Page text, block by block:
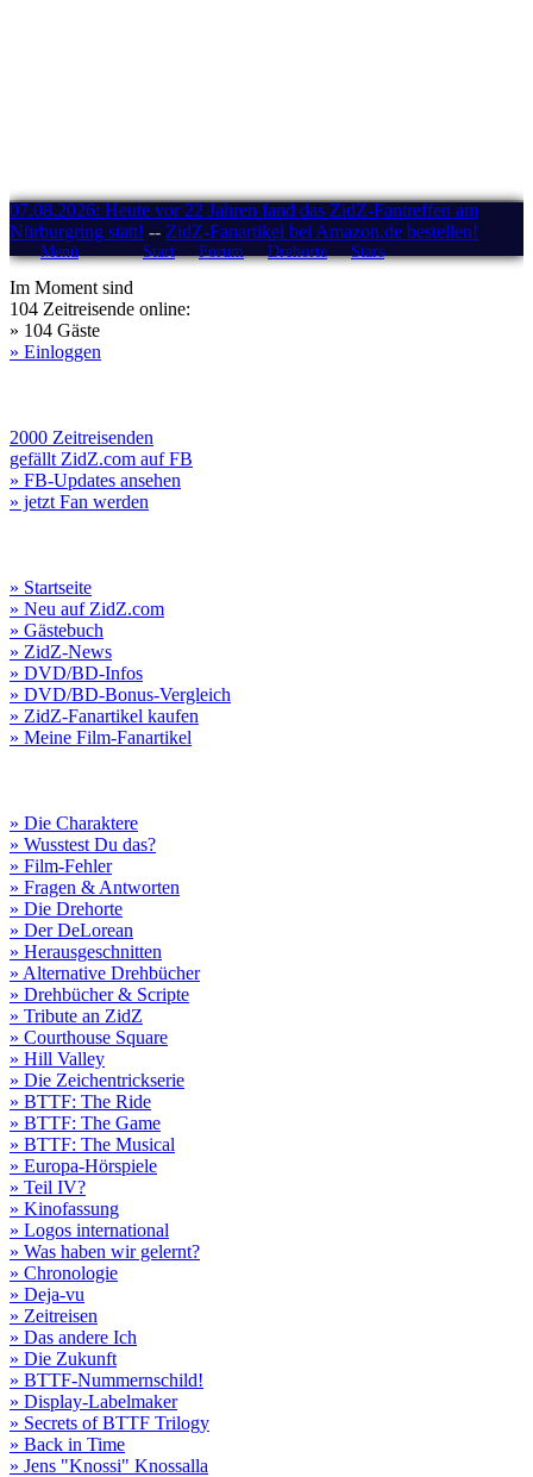
07.08.2026: Heute vor 22 Jahren fand das ZidZ-Fantreffen am
Nürburgring statt! -- ZidZ-Fanartikel bei Amazon.de bestellen!
Menü Start Forum Drehorte Stars
Im Moment sind
104 Zeitreisende online:
» 104 Gäste
» Einloggen
2000 Zeitreisenden
gefällt ZidZ.com auf FB
» FB-Updates ansehen
» jetzt Fan werden
» Startseite
» Neu auf ZidZ.com
» Gästebuch
» ZidZ-News
» DVD/BD-Infos
» DVD/BD-Bonus-Vergleich
» ZidZ-Fanartikel kaufen
» Meine Film-Fanartikel
» Die Charaktere
» Wusstest Du das?
» Film-Fehler
» Fragen & Antworten
» Die Drehorte
» Der DeLorean
» Herausgeschnitten
» Alternative Drehbücher
» Drehbücher & Scripte
» Tribute an ZidZ
» Courthouse Square
» Hill Valley
» Die Zeichentrickserie
» BTTF: The Ride
» BTTF: The Game
» BTTF: The Musical
» Europa-Hörspiele
» Teil IV?
» Kinofassung
» Logos international
» Was haben wir gelernt?
» Chronologie
» Deja-vu
» Zeitreisen
» Das andere Ich
» Die Zukunft
» BTTF-Nummernschild!
» Display-Labelmaker
» Secrets of BTTF Trilogy
» Back in Time
» Jens "Knossi" Knossalla